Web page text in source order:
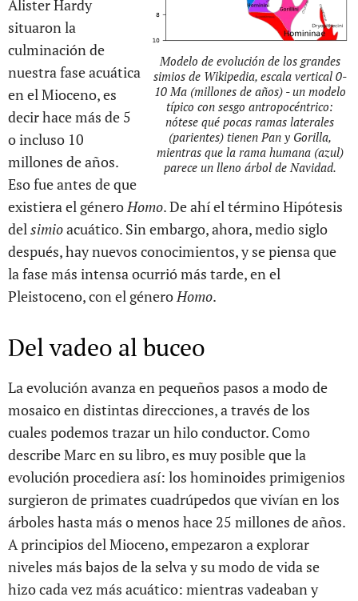
Modelo de evolución de los grandes
simios de Wikipedia, escala vertical 0-
10 Ma (millones de años) - un modelo
típico con sesgo antropocéntrico:
nótese qué pocas ramas laterales
(parientes) tienen Pan y Gorilla,
mientras que la rama humana (azul)
parece un lleno árbol de Navidad.
Alister Hardy
situaron la
culminación de
nuestra fase acuática
en el Mioceno, es
decir hace más de 5
o incluso 10
millones de años.
Eso fue antes de que
existiera el géneroHomo. De ahí el término Hipótesis
delsimioacuático. Sin embargo, ahora, medio siglo
después, hay nuevos conocimientos, y se piensa que
la fase más intensa ocurrió más tarde, en el
Pleistoceno, con el géneroHomo.
Del vadeo al buceo
La evolución avanza en pequeños pasos a modo de
mosaico en distintas direcciones, a través de los
cuales podemos trazar un hilo conductor. Como
describe Marc en su libro, es muy posible que la
evolución procediera así: los hominoides primigenios
surgieron de primates cuadrúpedos que vivían en los
árboles hasta más o menos hace 25 millones de años.
A principios del Mioceno, empezaron a explorar
niveles más bajos de la selva y su modo de vida se
hizo cada vez más acuático: mientras vadeaban y